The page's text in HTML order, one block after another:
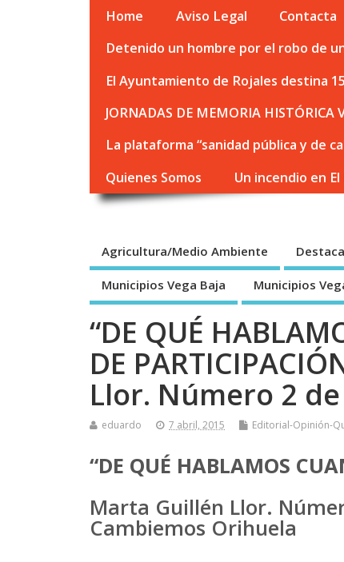
Home Aviso Legal Contacta
Detenido un hombre por el robo de
El Ayuntamiento de Rojales destina
JORNADAS DE MEMORIA HISTÓRICA
La plataforma “sanidad pública y de
Quienes Somos
Un incendio en
Agricultura/Medio Ambiente
Municipios Vega Baja Municipios
“DE QUÉ
DE
Llor. Número 2
eduardo 7 abril, 2015 Editorial-Opinión-
“DE QUÉ HABLAMOS
Marta Guillén Llor.
Cambiemos Orihuela